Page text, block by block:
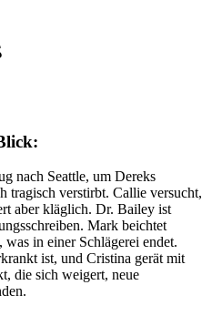
nach Seattle, um Dereks
tragisch verstirbt. Callie versucht,
aber kläglich. Dr. Bailey ist
Mark beichtet
in einer Schlägerei endet.
ist, und Cristina gerät mit
die sich weigert, neue